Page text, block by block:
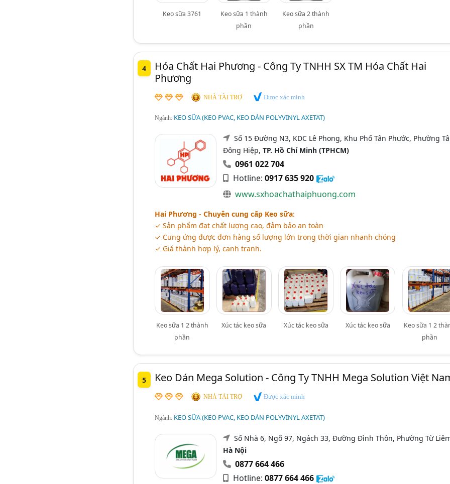
Keo sữa 3761
Keo sữa 1 thành
phần
Keo sữa 2 thành
phần
4
Hóa Chất Hai Phương - Công Ty TNHH SX TM Hóa Chất Hai
Phương
NHÀ TÀI TRỢ Được xác minh
Ngành: KEO SỮA (KEO PVAC, KEO DÁN POLYVINYL AXETAT)
Số 15 Đường N3, KDC Lê Phong, Khu Phố Tân Phước, Phường
Đông Hiệp, TP. Hồ Chí Minh (TPHCM)
0961 022 704
Hotline: 0917 635 920
www.sxhoachathaiphuong.com
Hai Phương - Chuyên cung cấp Keo sữa:
✓ Sản phẩm đạt chất lượng cao, đảm bảo an toàn
✓ Cung ứng được đơn hàng số lượng lớn trong thời gian nhanh chóng
✓ Giá thành hợp lý, cạnh tranh.
Keo sữa 1 2 thành
phần
Xúc tác keo sữa Xúc tác keo sữa Xúc tác keo sữa
Keo sữa 1 2
phần
5 Keo Dán Mega Solution - Công Ty TNHH Mega Solution Việt
NHÀ TÀI TRỢ Được xác minh
Ngành: KEO SỮA (KEO PVAC, KEO DÁN POLYVINYL AXETAT)
Số Nhà 6, Ngõ 97, Ngách 33, Đường Đình Thôn, Phường Từ
Hà Nội
0877 664 466
Hotline: 0877 664 466